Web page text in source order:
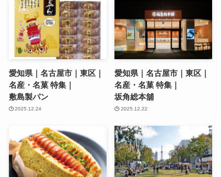
愛知県｜名古屋市｜東区｜
名産・名菓 特集｜
敷島製パン
2025.12.24
愛知県｜名古屋市｜東区｜
名産・名菓 特集｜
坂角総本舖
2025.12.22